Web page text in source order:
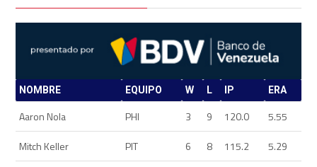
NOMBRE EQUIPO W L IP ERA
Aaron Nola PHI 3 9 120.0
5.55
Mitch Keller
PIT 6 8 115.2
5.29